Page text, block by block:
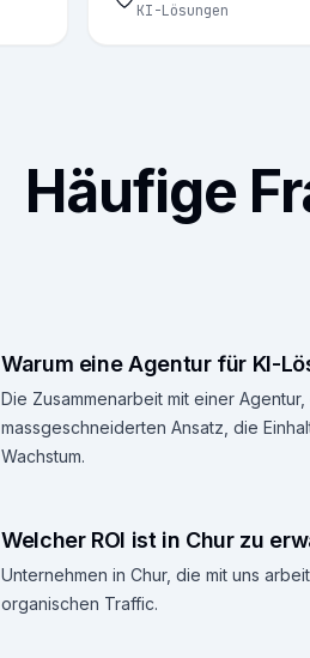
KI-Lösungen
Häufige
Warum eine Agentur für KI-
Die Zusammenarbeit mit einer
massgeschneiderten Ansatz, die
Wachstum.
Welcher ROI ist in Chur zu
Unternehmen in Chur, die mit uns
organischen Traffic.